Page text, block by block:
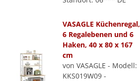
VASAGLE Küchenregal,
6 Regalebenen und 6
Haken, 40 x 80 x 167
cm
von VASAGLE - Modell:
KKS019W09 -